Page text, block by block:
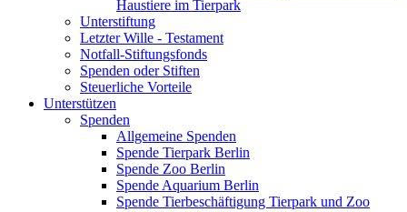
Haustiere im Tierpark
Unterstiftung
Letzter Wille - Testament
Notfall-Stiftungsfonds
Spenden oder Stiften
Steuerliche Vorteile
Unterstützen
Spenden
Allgemeine Spenden
Spende Tierpark Berlin
Spende Zoo Berlin
Spende Aquarium Berlin
Spende Tierbeschäftigung Tierpark und Zoo